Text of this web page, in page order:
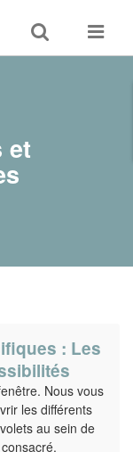
Toggle
search
Toggle
et
: Les
Nous vous
les différents
au sein de